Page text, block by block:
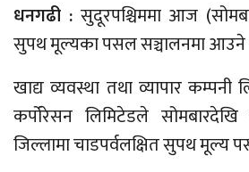
धनगढी : सुदूरपश्चिममा आज
सुपथ मूल्यका पसल सञ्चालनमा
खाद्य व्यवस्था तथा व्यापार कम्पनी
कर्पोरेसन लिमिटेडले सोमबारदेखि
जिल्लामा चाडपर्वलक्षित सुपथ मूल्य